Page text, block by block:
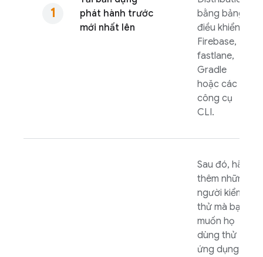
phát hành trước
mới nhất lên
bằng bảng
điều khiển
Firebase,
fastlane,
Gradle
hoặc các
công cụ
CLI.
Sau đó, hãy
thêm những
người kiểm
thử mà bạn
muốn họ
dùng thử
ứng dụng